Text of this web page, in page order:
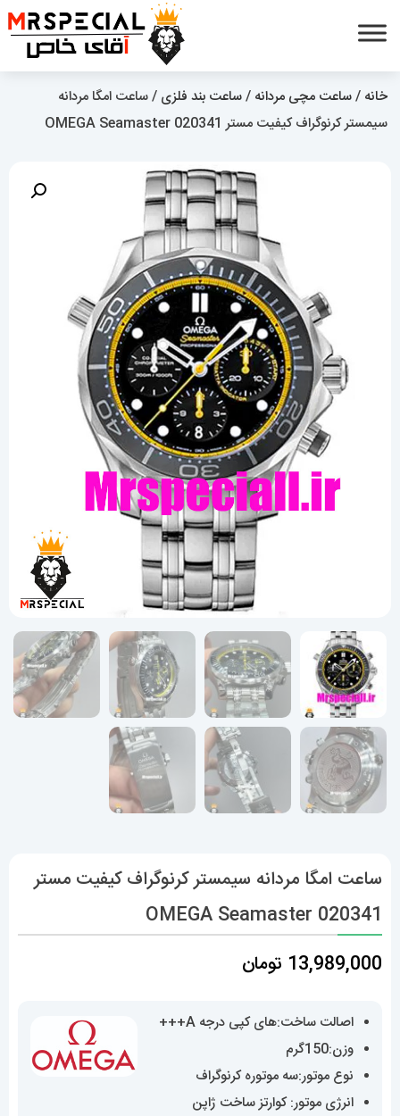
خانه /ساعت مچی مردانه /ساعت بند فلزی / ساعت امگا مردانه
سیمستر کرنوگراف کیفیت مستر OMEGA Seamaster 020341
ساعت امگا مردانه سیمستر کرنوگراف کیفیت مستر
OMEGA Seamaster 020341
13,989,000 تومان
اصالت ساخت:های کپی درجه A+++
وزن:150گرم
نوع موتور:سه موتوره کرنوگراف
انرژی موتور: کوارتز ساخت ژاپن